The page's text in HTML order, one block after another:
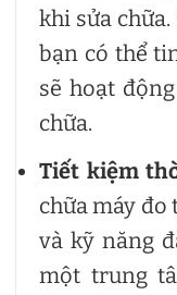
khi sửa
bạn có thể
sẽ hoạt
chữa.
Tiết kiệm
chữa máy
và kỹ năng
một trung